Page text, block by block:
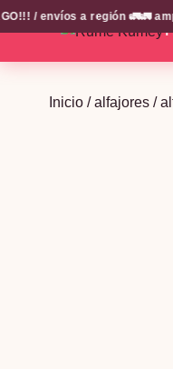
/ envíos a región 🚛🚛 amplio
Inicio/alfajores/